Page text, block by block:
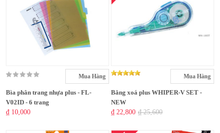
Mua Hàng
Bìa phân trang nhựa plus - FL-
V02ID - 6 trang
₫ 10,000
Mua Hàng
Băng xoá plus WHIPER-V SET -
NEW
₫ 22,800 ₫ 25,600